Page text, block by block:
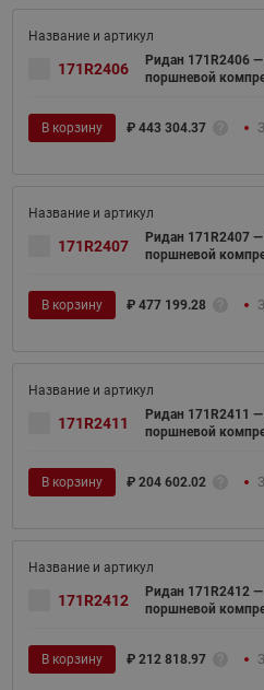
171R2406
Ридан 171R2406
поршневой
В корзину ₽ 443 304.37
171R2407
Ридан 171R2407
поршневой
В корзину ₽ 477 199.28
171R2411
Ридан 171R2411
поршневой
В корзину ₽ 204 602.02
171R2412
Ридан 171R2412
поршневой
В корзину ₽ 212 818.97